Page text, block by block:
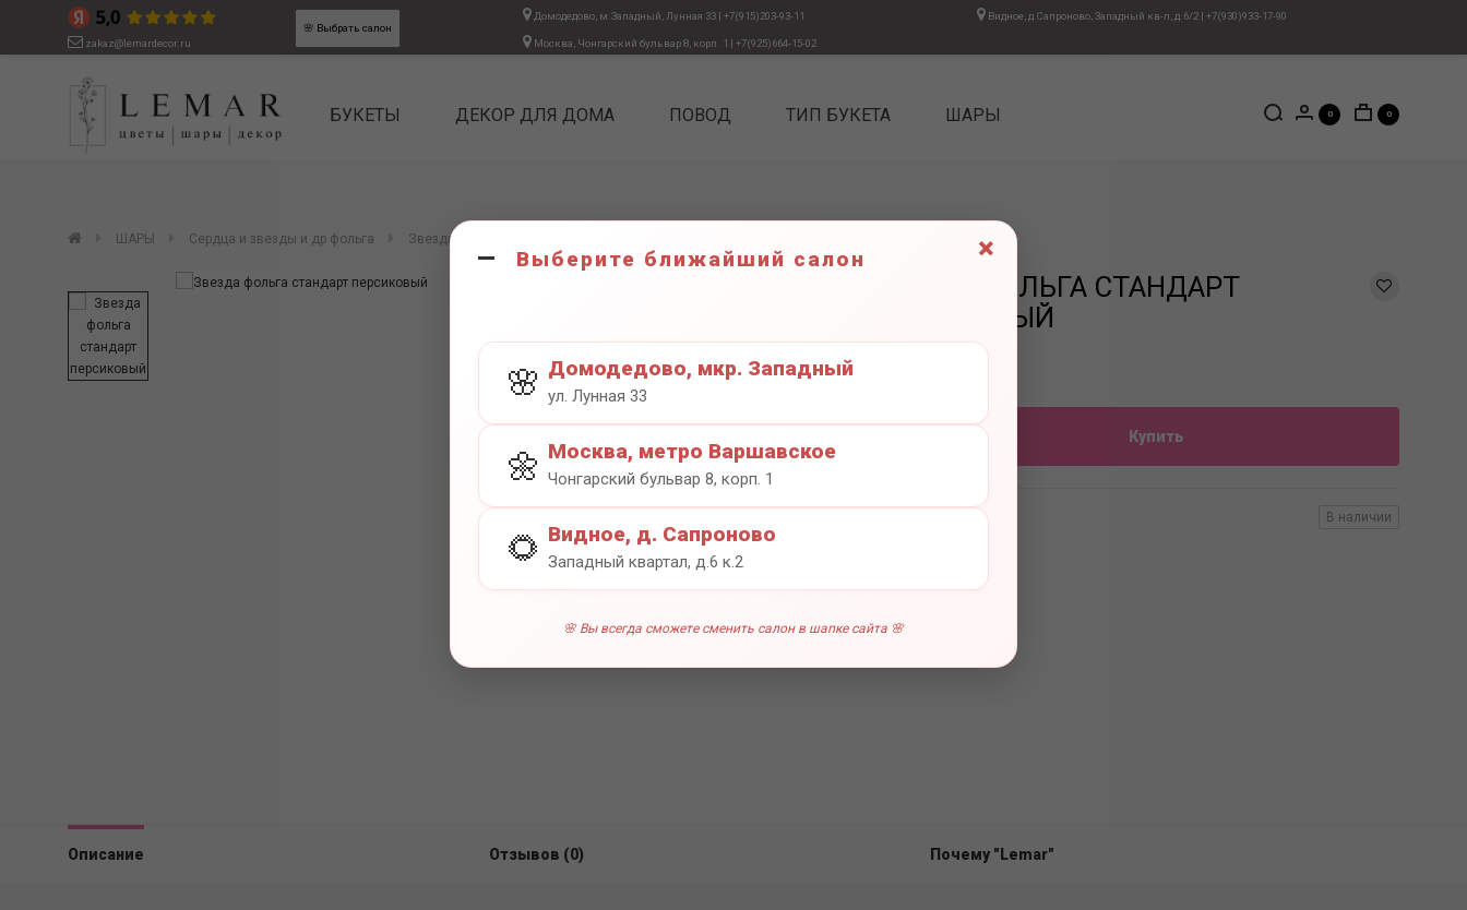
×
Выберите ближайший салон
🌸 Домодедово, мкр. Западный
ул. Лунная 33
🌼 Москва, метро Варшавское
Чонгарский бульвар 8, корп. 1
🌻 Видное, д. Сапроново
Западный квартал, д.6 к.2
🌸 Вы всегда сможете сменить салон в шапке сайта 🌸
БУКЕТЫ ДЕКОР ДЛЯ ДОМА ПОВОД ТИП БУКЕТА ШАРЫ
zakaz@lemardecor.ru
🌸 Выбрать салон
Домодедово, м.Западный, Лунная 33| +7(915)203-93-11
Москва, Чонгарский бульвар 8, корп. 1 | +7(925)664-15-02
Видное, д.Сапроново, Западный кв-л, д.6/2 |+7(930)933-17-90
0 0
ШАРЫ Сердца и звезды и др фольга Звезды
ЗВЕЗДА ФОЛЬГА СТАНДАРТ
ПЕРСИКОВЫЙ
Купить
0 отзывов В наличии
Описание Отзывов (0) Почему "Lemar"